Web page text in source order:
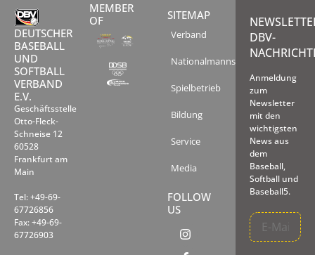
DEUTSCHER
BASEBALL
UND
SOFTBALL
VERBAND
E.V.
Geschäftsstelle
Otto-Fleck-
Schneise 12
60528
Frankfurt am
Main
Tel: +49-69-
67726856
Fax: +49-69-
67726903
MEMBER
OF
SITEMAP
Verband
Nationalmannschaften
Spielbetrieb
Bildung
Service
Media
FOLLOW
US
DBV-
Anmeldung
zum
Newsletter
mit den
wichtigsten
News aus
dem
Baseball,
Softball und
Baseball5.